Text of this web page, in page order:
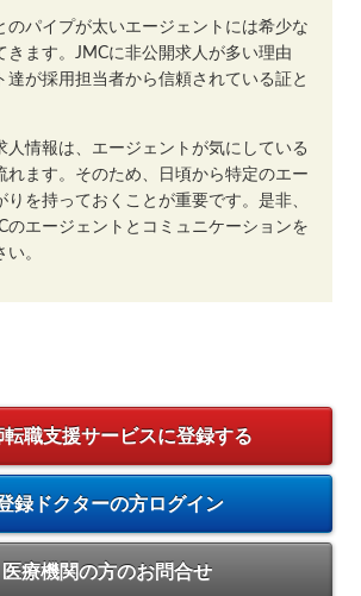
のパイプが太いエージェントには希少な
きます。JMCに非公開求人が多い理由
達が採用担当者から信頼されている証と
人情報は、エージェントが気にしている
れます。そのため、日頃から特定のエー
りを持っておくことが重要です。是非、
のエージェントとコミュニケーションを
。
転職支援サービスに登録する
録ドクターの方ログイン
医療機関の方のお問合せ